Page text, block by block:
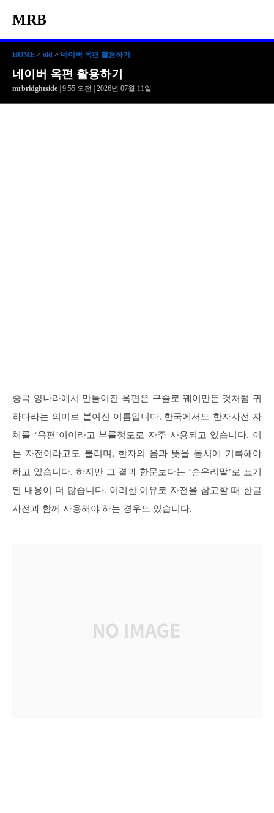
MRB
HOME > old > 네이버 옥편 활용하기
네이버 옥편 활용하기
mrbridghtside | 9:55 오전 | 2026년 07월 11일
중국 양나라에서 만들어진 옥편은 구슬로 꿰어만든 것처럼 귀
하다라는 의미로 붙여진 이름입니다. 한국에서도 한자사전 자
체를 ‘옥편’이이라고 부를정도로 자주 사용되고 있습니다. 이
는 자전이라고도 불리며, 한자의 음과 뜻을 동시에 기록해야
하고 있습니다. 하지만 그 결과 한문보다는 ‘순우리말’로 표기
된 내용이 더 많습니다. 이러한 이유로 자전을 참고할 때 한글
사전과 함께 사용해야 하는 경우도 있습니다.